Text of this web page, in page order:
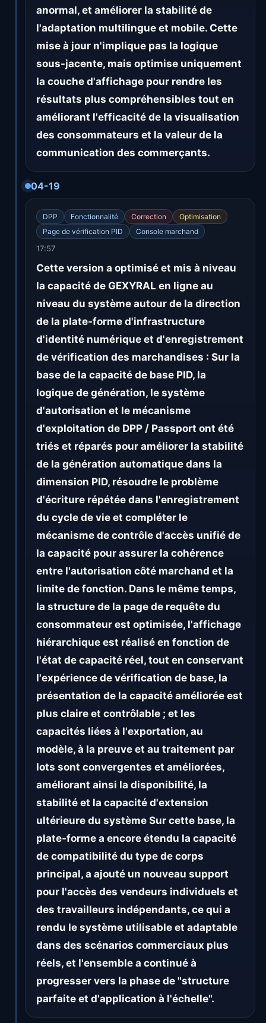
anormal, et améliorer la stabilité de
l'adaptation multilingue et mobile. Cette
mise à jour n'implique pas la logique
sous-jacente, mais optimise uniquement
la couche d'affichage pour rendre les
résultats plus compréhensibles tout en
améliorant l'efficacité de la visualisation
des consommateurs et la valeur de la
communication des commerçants.
04-19
DPP Fonctionnalité Correction
Optimisation
Page de vérification PID
Console marchand
17:57
Cette version a optimisé et mis à niveau
la capacité de GEXYRAL en ligne au
niveau du système autour de la direction
de la plate-forme d'infrastructure
d'identité numérique et d'enregistrement
de vérification des marchandises : Sur la
base de la capacité de base PID, la
logique de génération, le système
d'autorisation et le mécanisme
d'exploitation de DPP / Passport ont été
triés et réparés pour améliorer la stabilité
de la génération automatique dans la
dimension PID, résoudre le problème
d'écriture répétée dans l'enregistrement
du cycle de vie et compléter le
mécanisme de contrôle d'accès unifié de
la capacité pour assurer la cohérence
entre l'autorisation côté marchand et la
limite de fonction. Dans le même temps,
la structure de la page de requête du
consommateur est optimisée, l'affichage
hiérarchique est réalisé en fonction de
l'état de capacité réel, tout en conservant
l'expérience de vérification de base, la
présentation de la capacité améliorée est
plus claire et contrôlable ; et les
capacités liées à l'exportation, au
modèle, à la preuve et au traitement par
lots sont convergentes et améliorées,
améliorant ainsi la disponibilité, la
stabilité et la capacité d'extension
ultérieure du système Sur cette base, la
plate-forme a encore étendu la capacité
de compatibilité du type de corps
principal, a ajouté un nouveau support
pour l'accès des vendeurs individuels et
des travailleurs indépendants, ce qui a
rendu le système utilisable et adaptable
dans des scénarios commerciaux plus
réels, et l'ensemble a continué à
progresser vers la phase de "structure
parfaite et d'application à l'échelle".